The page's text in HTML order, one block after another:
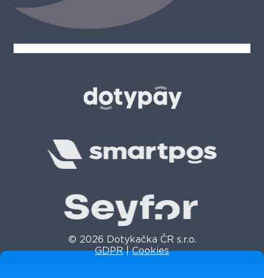
© 2026 Dotykačka ČR s.r.o.
GDPR|Cookies